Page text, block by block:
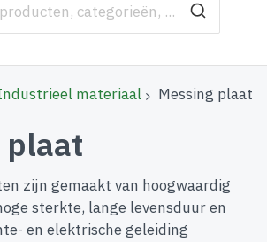
materiaal Messing plaat
plaat
zijn gemaakt van hoogwaardig
sterkte, lange levensduur en
en elektrische geleiding